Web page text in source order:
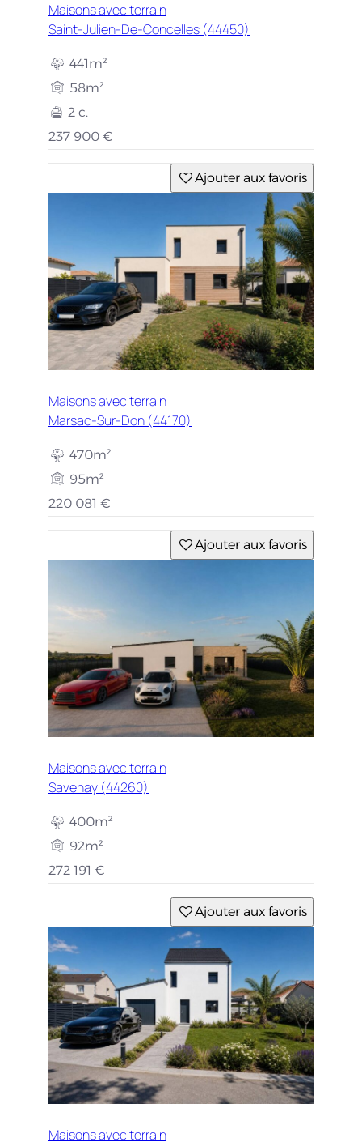
Maisons avec terrain
Saint-Julien-De-Concelles (44450)
441m²
58m²
2 c.
237 900 €
Ajouter aux favoris
Maisons avec terrain
Marsac-Sur-Don (44170)
470m²
95m²
220 081 €
Ajouter aux favoris
Maisons avec terrain
Savenay (44260)
400m²
92m²
272 191 €
Ajouter aux favoris
Maisons avec terrain